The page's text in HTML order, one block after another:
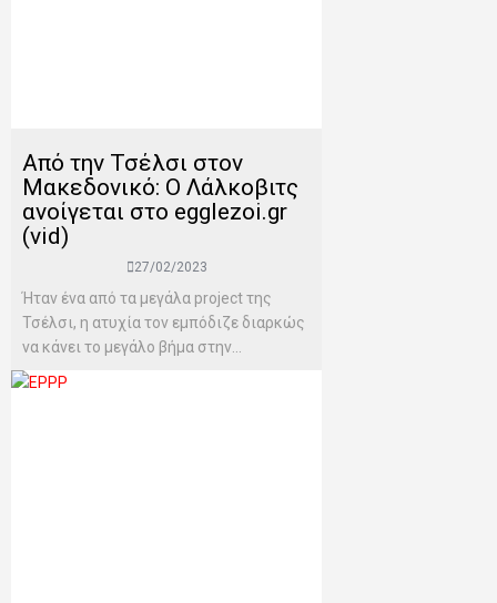
Από την Τσέλσι στον
Μακεδονικό: Ο Λάλκοβιτς
ανοίγεται στο egglezoi.gr
(vid)
27/02/2023
Ήταν ένα από τα μεγάλα project της
Τσέλσι, η ατυχία τον εμπόδιζε διαρκώς
να κάνει το μεγάλο βήμα στην...